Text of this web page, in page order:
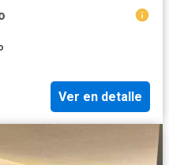
Ver en detalle